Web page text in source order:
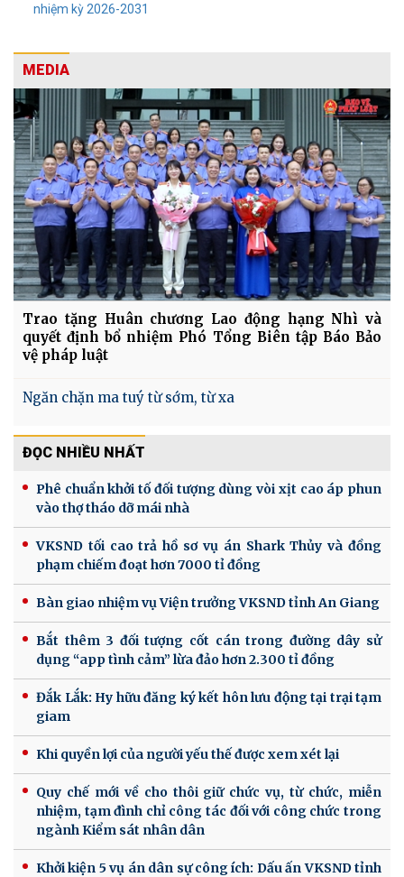
nhiệm kỳ 2026-2031
MEDIA
Trao tặng Huân chương Lao động hạng Nhì và
quyết định bổ nhiệm Phó Tổng Biên tập Báo Bảo
vệ pháp luật
Ngăn chặn ma tuý từ sớm, từ xa
ĐỌC NHIỀU NHẤT
Phê chuẩn khởi tố đối tượng dùng vòi xịt cao áp phun
vào thợ tháo dỡ mái nhà
VKSND tối cao trả hồ sơ vụ án Shark Thủy và đồng
phạm chiếm đoạt hơn 7000 tỉ đồng
Bàn giao nhiệm vụ Viện trưởng VKSND tỉnh An Giang
Bắt thêm 3 đối tượng cốt cán trong đường dây sử
dụng “app tình cảm” lừa đảo hơn 2.300 tỉ đồng
Đắk Lắk: Hy hữu đăng ký kết hôn lưu động tại trại tạm
giam
Khi quyền lợi của người yếu thế được xem xét lại
Quy chế mới về cho thôi giữ chức vụ, từ chức, miễn
nhiệm, tạm đình chỉ công tác đối với công chức trong
ngành Kiểm sát nhân dân
Khởi kiện 5 vụ án dân sự công ích: Dấu ấn VKSND tỉnh